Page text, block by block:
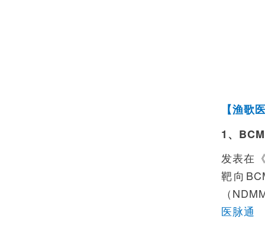
【渔歌
1、
发表在
靶向
（
医脉通